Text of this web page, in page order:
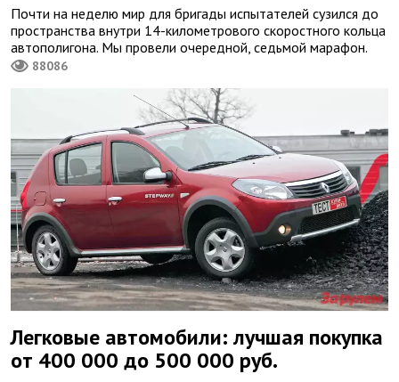
Почти на неделю мир для бригады испытателей сузился до
пространства внутри 14-километрового скоростного кольца
автополигона. Мы провели очередной, седьмой марафон.
88086
Легковые автомобили: лучшая покупка
от 400 000 до 500 000 руб.